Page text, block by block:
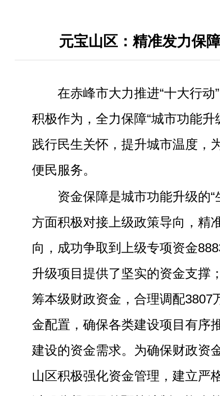
元宝山区：精准发力保
在赤峰市大力推进“十大行
积极作为，全力保障“城市功能升
践行民生关怀，提升城市温度，
便民服务。
资金保障是城市功能升级的
方面积极对接上级政策导向，精
向，成功争取到上级专项资金
升级项目提供了坚实的资金支撑
筹本级财政资金，合理调配3807
金配置，确保各类建设项目有序
建设的资金需求。为确保财政资
山区积极强化资金管理，建立严